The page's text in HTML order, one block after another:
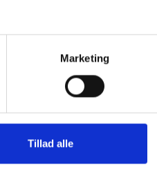
Marketing
Tillad alle